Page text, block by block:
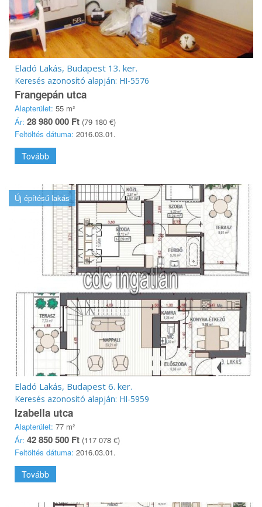
Eladó Lakás, Budapest 13. ker.
Keresés azonosító alapján: HI-5576
Frangepán utca
Alapterület: 55 m²
Ár: 28 980 000 Ft (79 180 €)
Feltöltés dátuma: 2016.03.01.
Tovább
Új építésű lakás
Eladó Lakás, Budapest 6. ker.
Keresés azonosító alapján: HI-5959
Izabella utca
Alapterület: 77 m²
Ár: 42 850 500 Ft (117 078 €)
Feltöltés dátuma: 2016.03.01.
Tovább